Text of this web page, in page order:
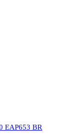
EAP653 BR